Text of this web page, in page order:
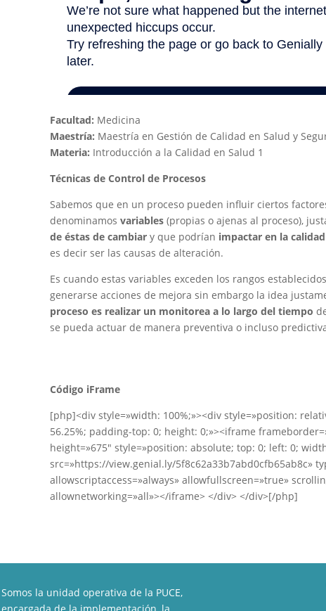
Facultad: Medicina
Maestría: Maestría en Gestión de Calidad en Salud y
Materia: Introducción a la Calidad en Salud 1
Técnicas de Control de Procesos
Sabemos que en un proceso pueden influir ciertos
denominamos variables(propias o ajenas al proceso),
de éstas de cambiary que podrían impactar en la
es decir ser las causas de alteración.
Es cuando estas variables exceden los rangos
generarse acciones de mejora sin embargo la idea
proceso es realizar un monitorea a lo largo del tiempo
se pueda actuar de manera preventiva o incluso
Código iFrame
[php]<div style=»width: 100%;»><div style=»position:
56.25%; padding-top: 0; height: 0;»><iframe
height=»675″ style=»position: absolute; top: 0; left: 0;
src=»https://view.genial.ly/5f8c62a33b7abd0cfb65ab8c»
allowscriptaccess=»always» allowfullscreen=»true»
allownetworking=»all»></iframe> </div> </div>[/php]
Somos la unidad operativa de la PUCE,